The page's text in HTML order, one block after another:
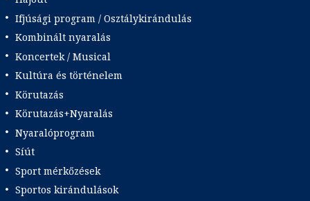
Ifjúsági program / Osztálykirándulás
Kombinált nyaralás
Koncertek / Musical
Kultúra és történelem
Körutazás
Körutazás+Nyaralás
Nyaralóprogram
Síút
Sport mérkőzések
Sportos kirándulások